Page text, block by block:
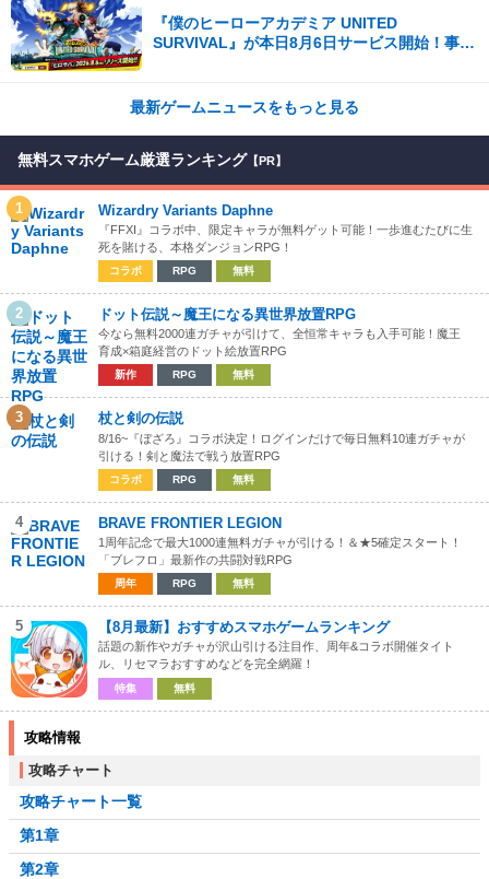
『僕のヒーローアカデミア UNITED
SURVIVAL』が本日8月6日サービス開始！事前
最新ゲームニュースをもっと見る
無料スマホゲーム厳選ランキング 【PR】
1 Wizardry Variants Daphne
『FFXI』コラボ中、限定キャラが無料ゲット可能！一歩進むたびに生
死を賭ける、本格ダンジョンRPG！
コラボ RPG 無料
2 ドット伝説～魔王になる異世界放置RPG
今なら無料2000連ガチャが引けて、全恒常キャラも入手可能！魔王
育成×箱庭経営のドット絵放置RPG
新作 RPG 無料
3 杖と剣の伝説
8/16~『ぼざろ』コラボ決定！ログインだけで毎日無料10連ガチャが
引ける！剣と魔法で戦う放置RPG
コラボ RPG 無料
4 BRAVE FRONTIER LEGION
1周年記念で最大1000連無料ガチャが引ける！＆★5確定スタート！
「ブレフロ」最新作の共闘対戦RPG
周年 RPG 無料
5 【8月最新】おすすめスマホゲームランキング
話題の新作やガチャが沢山引ける注目作、周年&コラボ開催タイト
ル、リセマラおすすめなどを完全網羅！
特集 無料
攻略情報
攻略チャート
攻略チャート一覧
第1章
第2章